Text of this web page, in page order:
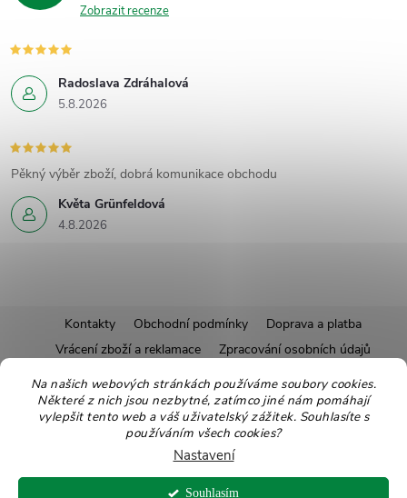
Na našich webových stránkách používáme soubory cookies.
Některé z nich jsou nezbytné, zatímco jiné nám pomáhají
vylepšit tento web a váš uživatelský zážitek. Souhlasíte s
používáním všech cookies?
Nastavení
Souhlasím
Zobrazit recenze
Radoslava Zdráhalová
5.8.2026
Květa Grünfeldová
4.8.2026
Pěkný výběr zboží, dobrá komunikace obchodu
á
Kontakty Obchodní podmínky
Doprava a platba
Vrácení zboží a reklamace
Zpracování osobních údajů
Pravidla soutěží
Affiliate program
Recepty
Pro nové dodavatele
Ekologické balení Moje objednávka
Copyright 2026Zdravoslav. Všechna práva vyhrazena.Upravit nastavení
cookies